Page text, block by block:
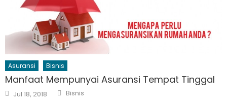
Asuransi Bisnis
Manfaat Mempunyai Asuransi Tempat Tinggal
Posted
on
Jul 18, 2018 Author
Bisnis